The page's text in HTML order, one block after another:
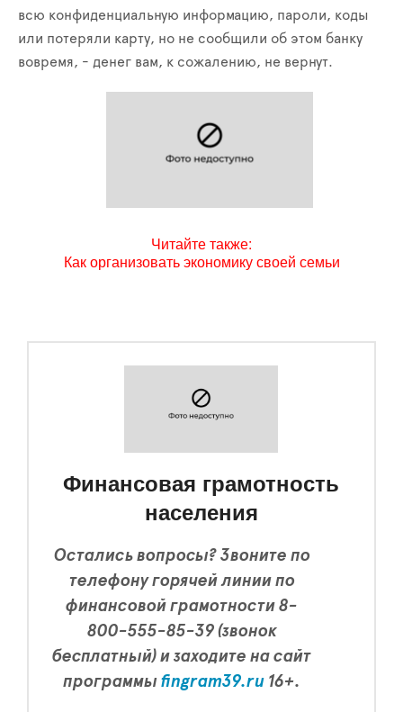
всю конфиденциальную информацию, пароли, коды
или потеряли карту, но не сообщили об этом банку
вовремя, - денег вам, к сожалению, не вернут.
Читайте также:
Как организовать экономику своей семьи
Финансовая грамотность
населения
Остались вопросы? Звоните по
телефону горячей линии по
финансовой грамотности 8-
800-555-85-39 (звонок
бесплатный) и заходите на сайт
программыfingram39.ru 16+.